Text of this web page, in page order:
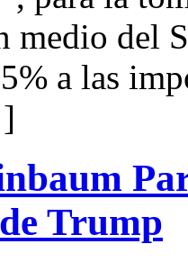
medio del
a las
Trump